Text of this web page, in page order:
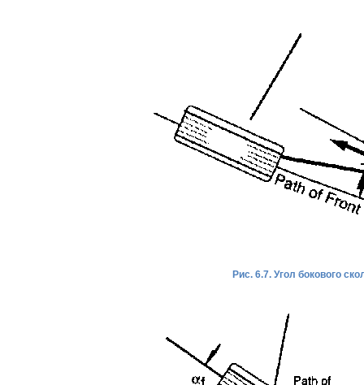
Рис. 6.7. Угол бокового